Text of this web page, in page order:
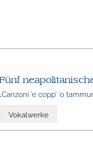
„Canzoni ’e copp’ ’o
Vokalwerke